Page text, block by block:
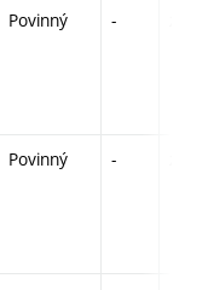
Povinný -
Povinný -